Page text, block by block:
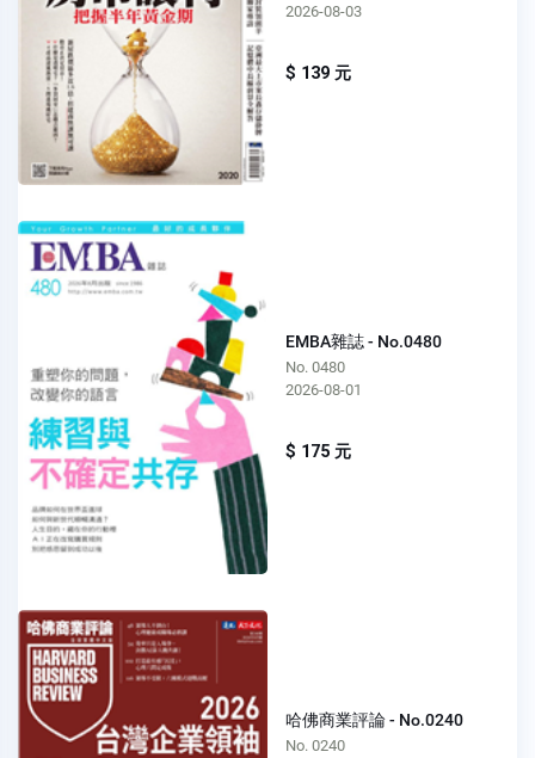
2026-08-03
$ 139 元
EMBA雜誌 - No.0480
No. 0480
2026-08-01
$ 175 元
哈佛商業評論 - No.0240
No. 0240